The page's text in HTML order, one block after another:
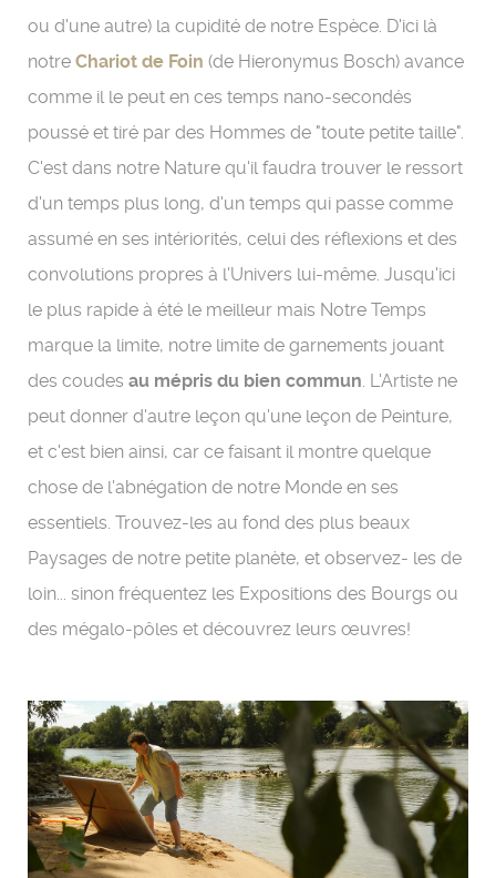
ou d'une autre) la cupidité de notre Espèce. D'ici là
notre Chariot de Foin (de Hieronymus Bosch) avance
comme il le peut en ces temps nano-secondés
poussé et tiré par des Hommes de "toute petite taille".
C'est dans notre Nature qu'il faudra trouver le ressort
d'un temps plus long, d'un temps qui passe comme
assumé en ses intériorités, celui des réflexions et des
convolutions propres à l'Univers lui-même. Jusqu'ici
le plus rapide à été le meilleur mais Notre Temps
marque la limite, notre limite de garnements jouant
des coudes au mépris du bien commun. L'Artiste ne
peut donner d'autre leçon qu'une leçon de Peinture,
et c'est bien ainsi, car ce faisant il montre quelque
chose de l'abnégation de notre Monde en ses
essentiels. Trouvez-les au fond des plus beaux
Paysages de notre petite planète, et observez- les de
loin... sinon fréquentez les Expositions des Bourgs ou
des mégalo-pôles et découvrez leurs œuvres!